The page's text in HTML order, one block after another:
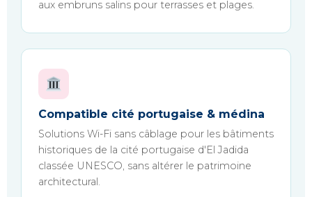
aux embruns salins pour terrasses et plages.
Compatible cité portugaise & médina
Solutions Wi-Fi sans câblage pour les bâtiments
historiques de la cité portugaise d'El Jadida
classée UNESCO, sans altérer le patrimoine
architectural.